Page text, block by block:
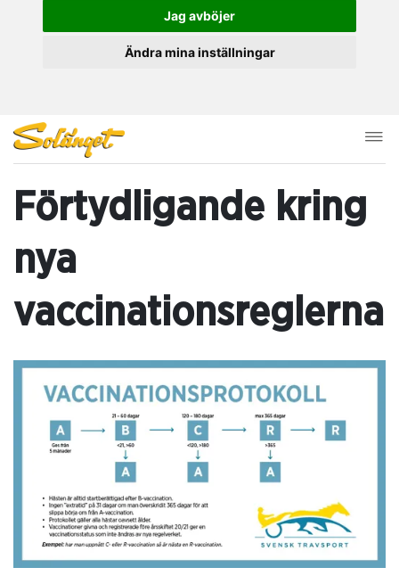
Jag avböjer
Ändra mina inställningar
Förtydligande kring
nya
vaccinationsreglerna